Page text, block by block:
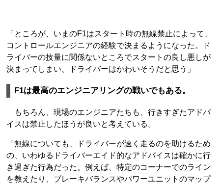
「ところが、いまのF1はスタート時の無線禁止によって、
コントロールエンジニアの経験で決まるようになった。ド
ライバーの技量に関係ないところでスタートの良し悪しが
決まってしまい、ドライバーはかわいそうだと思う」
F1は最高のエンジニアリングの戦いでもある。
もちろん、現場のエンジニアたちも、行きすぎたアドバ
イスは禁止したほうが良いと考えている。
「無線についても、ドライバーが速く走るのを助けるため
の、いわゆるドライバーエイド的なアドバイスは確かに行
き過ぎた行為だった。例えば、特定のコーナーでのライン
を教えたり、ブレーキバランスやパワーユニットのマップ